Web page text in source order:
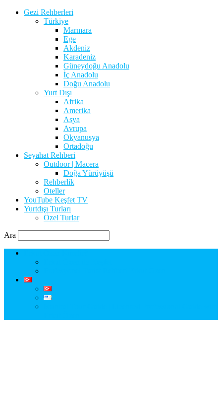
Gezi Rehberleri
Türkiye
Marmara
Ege
Akdeniz
Karadeniz
Güneydoğu Anadolu
İç Anadolu
Doğu Anadolu
Yurt Dışı
Afrika
Amerika
Asya
Avrupa
Okyanusya
Ortadoğu
Seyahat Rehberi
Outdoor | Macera
Doğa Yürüyüşü
Rehberlik
Oteller
YouTube Keşfet TV
Yurtdışı Turları
Özel Turlar
Ara